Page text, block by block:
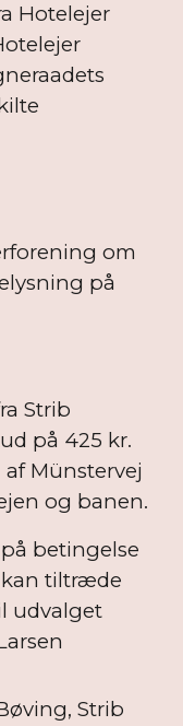
Hotelejer
om
på
Strib
på 425 kr.
Münstervej
og banen.
betingelse
kan tiltræde
udvalget
Strib